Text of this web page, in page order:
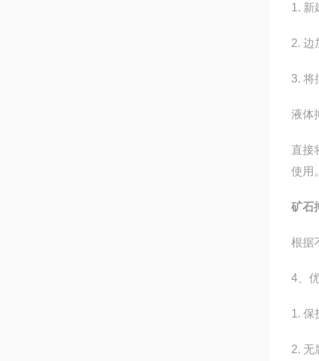
1. 新
2. 边
3. 将
液体
直接
使用
矿石
根据
4、
1. 保
2. 无